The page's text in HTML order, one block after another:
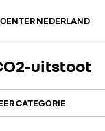
NEDERLAND
uitstoot